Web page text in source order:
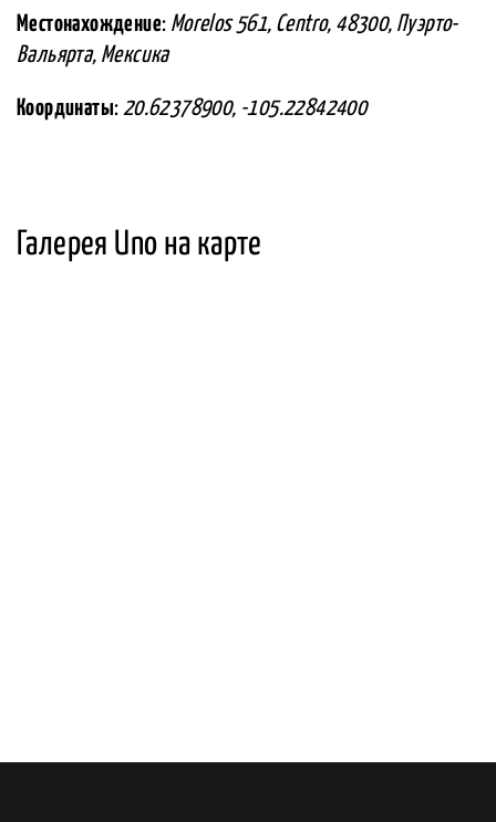
Местонахождение: Morelos 561, Centro, 48300, Пуэрто-
Вальярта, Мексика
Координаты: 20.62378900, -105.22842400
Галерея Uno на карте